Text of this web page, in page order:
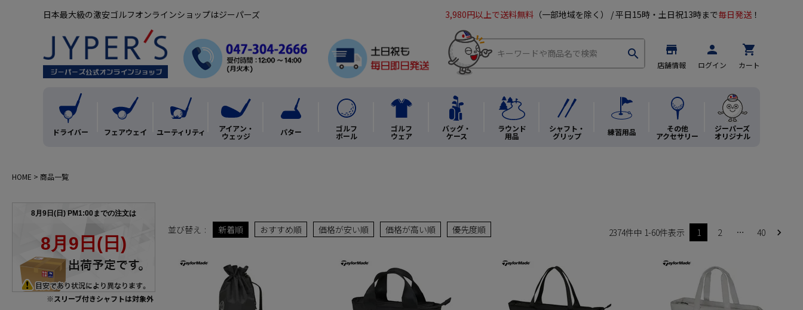
日本最大級の激安ゴルフオンラインショップはジーパーズ 3,980円以上で送料無料 （一部地域を除く） / 平日15時・土日祝13時まで毎日発送 ！
search store
店舗情報
person
ログイン
shopping_cart
カート
ドライバー フェアウェイ ユーティリティ アイアン・
ウェッジ パター ゴルフ
ボール
ゴルフ
ウェア
バッグ・
ケース
ラウンド
用品
シャフト・
グリップ 練習用品 その他
アクセサリー
ジーパーズ
オリジナル
HOME 商品一覧
※スリーブ付きシャフトは対象外
並び替え 新着順 おすすめ順 価格が安い順 価格が高い順 優先度順 2374件中 1-60件表示 1 2 … 40